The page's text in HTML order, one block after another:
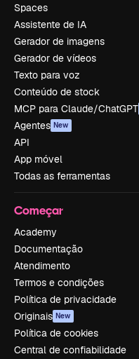
Spaces
Assistente de IA
Gerador de imagens
Gerador de vídeos
Texto para voz
Conteúdo de stock
MCP para Claude/ChatGPT
Agentes New
API
App móvel
Todas as ferramentas
Começar
Academy
Documentação
Atendimento
Termos e condições
Política de privacidade
Originais New
Política de cookies
Central de confiabilidade